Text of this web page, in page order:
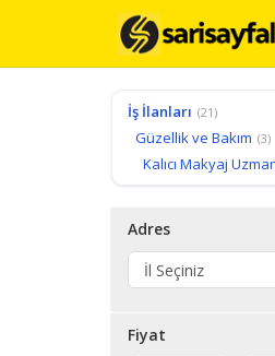
İş İlanları (21)
Güzellik ve Bakım (3)
Kalıcı Makyaj
Adres
Fiyat